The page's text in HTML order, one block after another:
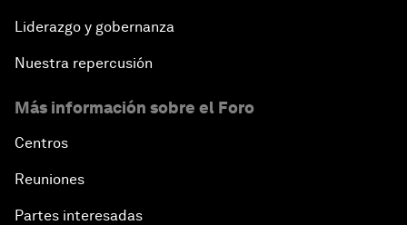
Liderazgo y gobernanza
Nuestra repercusión
Más información sobre el Foro
Centros
Reuniones
Partes interesadas